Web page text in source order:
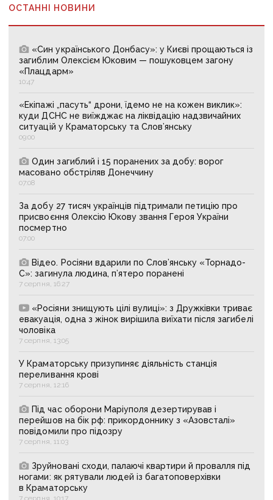
ОСТАННІ НОВИНИ
«Син українського Донбасу»: у Києві прощаються із
загиблим Олексієм Юковим — пошуковцем загону
«Плацдарм»
10:47
«Екіпажі „пасуть“ дрони, їдемо не на кожен виклик»:
куди ДСНС не виїжджає на ліквідацію надзвичайних
ситуацій у Краматорську та Слов’янську
09:00
Один загиблий і 15 поранених за добу: ворог
масовано обстріляв Донеччину
07:08
За добу 27 тисяч українців підтримали петицію про
присвоєння Олексію Юкову звання Героя України
посмертно
07:00
Відео. Росіяни вдарили по Слов’янську «Торнадо-
С»: загинула людина, п’ятеро поранені
7 серпня, 16:27
«Росіяни знищують цілі вулиці»: з Дружківки триває
евакуація, одна з жінок вирішила виїхати після загибелі
чоловіка
7 серпня, 13:05
У Краматорську призупиняє діяльність станція
переливання крові
7 серпня, 12:16
Під час оборони Маріуполя дезертирував і
перейшов на бік рф: прикордоннику з «Азовсталі»
повідомили про підозру
7 серпня, 11:03
Зруйновані сходи, палаючі квартири й провалля під
ногами: як рятували людей із багатоповерхівки
в Краматорську
7 серпня, 10:17